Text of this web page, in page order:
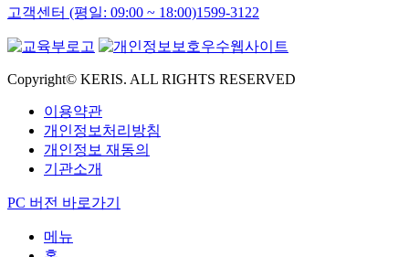
고객센터 (평일: 09:00 ~ 18:00)1599-3122
Copyright© KERIS. ALL RIGHTS RESERVED
이용약관
개인정보처리방침
개인정보 재동의
기관소개
PC 버전 바로가기
메뉴